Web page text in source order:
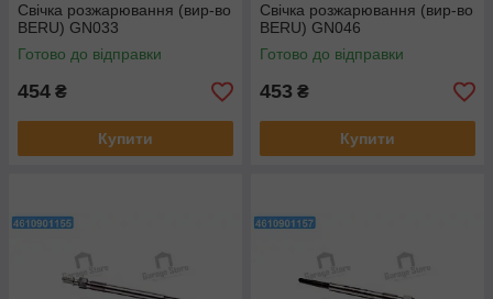
Свічка розжарювання (вир-во
BERU) GN033
Готово до відправки
454 ₴
Купити
Свічка розжарювання (вир-во
BERU) GN046
Готово до відправки
453 ₴
Купити